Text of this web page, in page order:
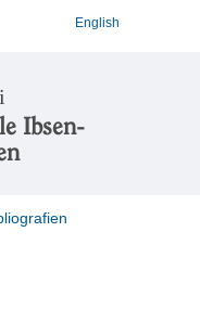
English
Ibsen-